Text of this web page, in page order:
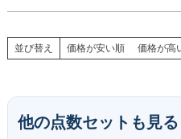
並び替え 価格が安い順 価格が高
他の点数セットも見る